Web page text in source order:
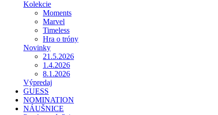
Kolekcie
Moments
Marvel
Timeless
Hra o tróny
Novinky
21.5.2026
1.4.2026
8.1.2026
Výpredaj
GUESS
NOMINATION
NÁUŠNICE